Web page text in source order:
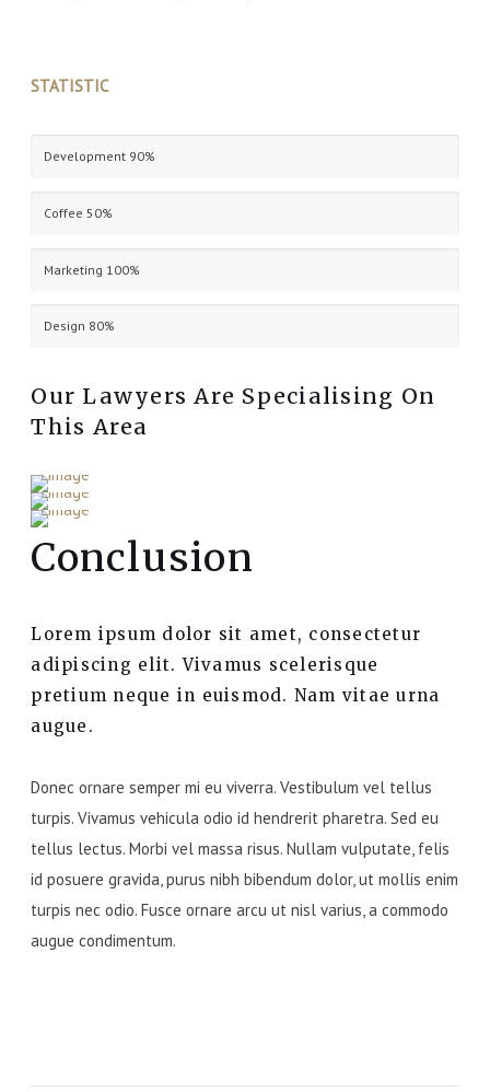
STATISTIC
Development 90%
Coffee 50%
Marketing 100%
Design 80%
Our Lawyers Are Specialising On
This Area
Conclusion
Lorem ipsum dolor sit amet, consectetur
adipiscing elit. Vivamus scelerisque
pretium neque in euismod. Nam vitae urna
augue.
Donec ornare semper mi eu viverra. Vestibulum vel tellus
turpis. Vivamus vehicula odio id hendrerit pharetra. Sed eu
tellus lectus. Morbi vel massa risus. Nullam vulputate, felis
id posuere gravida, purus nibh bibendum dolor, ut mollis enim
turpis nec odio. Fusce ornare arcu ut nisl varius, a commodo
augue condimentum.